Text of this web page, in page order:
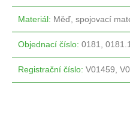
Materiál: Měď, spojovací
Objednací číslo: 0181,
Registrační číslo: V01459,